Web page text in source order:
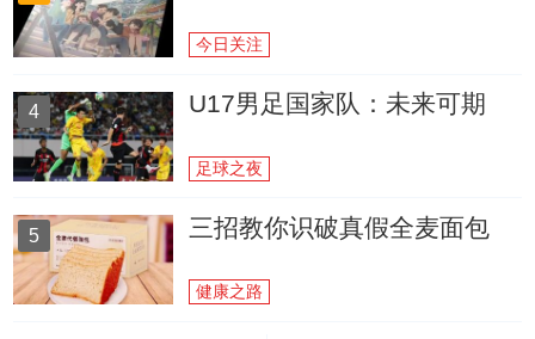
今日关注
4 U17男足国家队：未来可期
足球之夜
5 三招教你识破真假全麦面包
健康之路